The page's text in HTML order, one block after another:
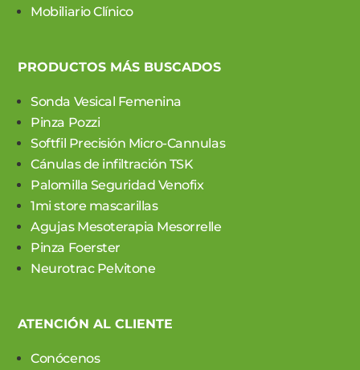
Mobiliario Clínico
PRODUCTOS MÁS BUSCADOS
Sonda Vesical Femenina
Pinza Pozzi
Softfil Precisión Micro-Cannulas
Cánulas de infiltración TSK
Palomilla Seguridad Venofix
1mi store mascarillas
Agujas Mesoterapia Mesorrelle
Pinza Foerster
Neurotrac Pelvitone
ATENCIÓN AL CLIENTE
Conócenos